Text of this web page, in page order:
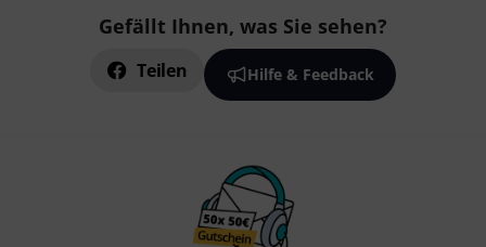
Gefällt Ihnen, was Sie sehen?
Teilen Hilfe & Feedback